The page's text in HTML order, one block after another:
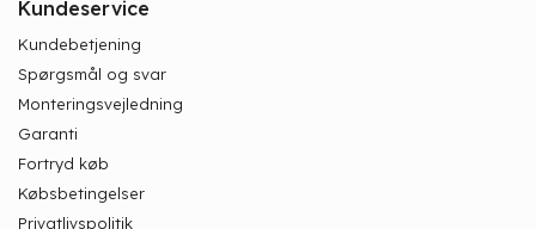
Kundeservice
Kundebetjening
Spørgsmål og svar
Monteringsvejledning
Garanti
Fortryd køb
Købsbetingelser
Privatlivspolitik